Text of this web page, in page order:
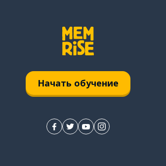
Начать обучение